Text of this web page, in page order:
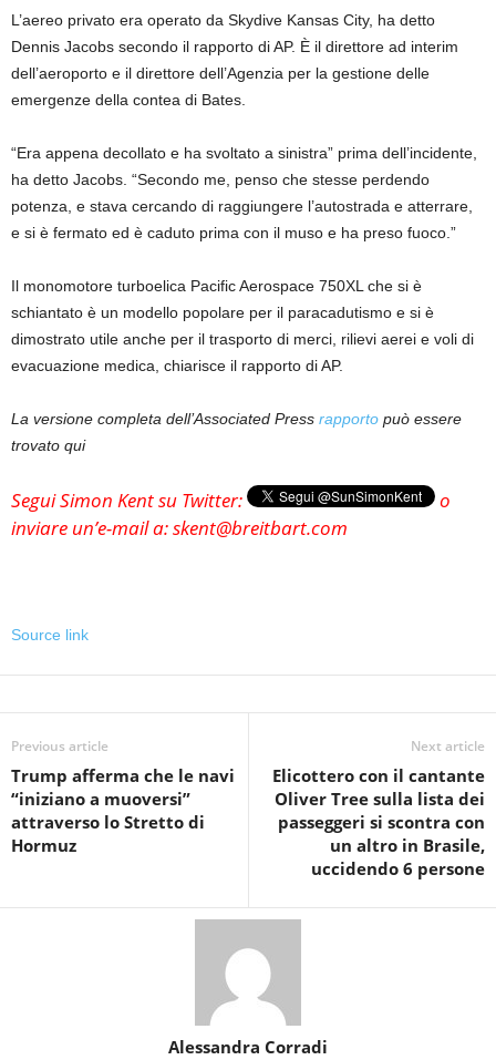
L’aereo privato era operato da Skydive Kansas City, ha detto
Dennis Jacobs secondo il rapporto di AP. È il direttore ad interim
dell’aeroporto e il direttore dell’Agenzia per la gestione delle
emergenze della contea di Bates.
“Era appena decollato e ha svoltato a sinistra” prima dell’incidente,
ha detto Jacobs. “Secondo me, penso che stesse perdendo
potenza, e stava cercando di raggiungere l’autostrada e atterrare,
e si è fermato ed è caduto prima con il muso e ha preso fuoco.”
Il monomotore turboelica Pacific Aerospace 750XL che si è
schiantato è un modello popolare per il paracadutismo e si è
dimostrato utile anche per il trasporto di merci, rilievi aerei e voli di
evacuazione medica, chiarisce il rapporto di AP.
La versione completa dell’Associated Press rapporto può essere
trovato qui
Segui Simon Kent su Twitter:
o
inviare un’e-mail a: skent@breitbart.com
Source link
Previous article
Trump afferma che le navi
“iniziano a muoversi”
attraverso lo Stretto di
Hormuz
Next article
Elicottero con il cantante
Oliver Tree sulla lista dei
passeggeri si scontra con
un altro in Brasile,
uccidendo 6 persone
Alessandra Corradi